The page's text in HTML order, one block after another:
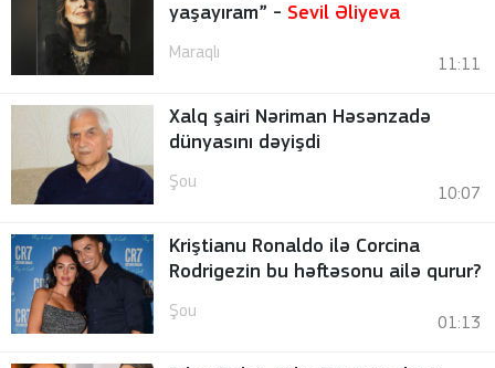
yaşayıram” - Sevil Əliyeva
Maraqlı
11:11
Xalq şairi Nəriman Həsənzadə
dünyasını dəyişdi
Şou
10:07
Kriştianu Ronaldo ilə Corcina
Rodrigezin bu həftəsonu ailə qurur?
Şou
01:13